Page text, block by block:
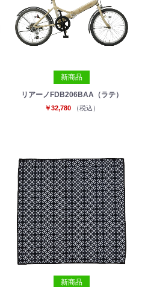
新商品
リアーノFDB206BAA（ラテ）
￥32,780 （税込）
新商品